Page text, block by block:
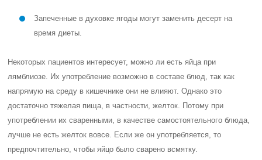
Запеченные в духовке ягоды могут заменить десерт на
время диеты.
Некоторых пациентов интересует, можно ли есть яйца при
лямблиозе. Их употребление возможно в составе блюд, так как
напрямую на среду в кишечнике они не влияют. Однако это
достаточно тяжелая пища, в частности, желток. Потому при
употреблении их сваренными, в качестве самостоятельного блюда,
лучше не есть желток вовсе. Если же он употребляется, то
предпочтительно, чтобы яйцо было сварено всмятку.